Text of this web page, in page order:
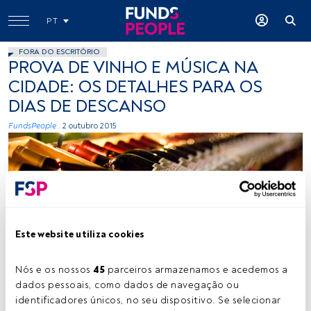
Este website utiliza cookies
Nós e os nossos 45 parceiros armazenamos e acedemos a
dados pessoais, como dados de navegação ou
identificadores únicos, no seu dispositivo. Se selecionar
PT
FORA DO ESCRITÓRIO
PROVA DE VINHO E MÚSICA NA
CIDADE: OS DETALHES PARA OS
DIAS DE DESCANSO
FundsPeople . 2 outubro 2015
Tempo de leitura: 1 min.